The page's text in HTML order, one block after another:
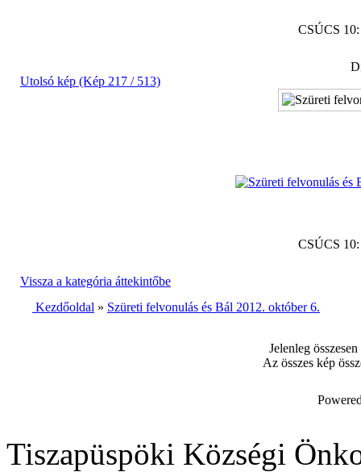
CSÚCS
Utolsó kép (Kép 217 / 513)
CSÚCS
Vissza a kategória áttekintőbe
Kezdőoldal » Szüreti felvonulás és Bál 2012. október 6.
Jelenleg
Az összes kép
Tiszapüspöki Községi